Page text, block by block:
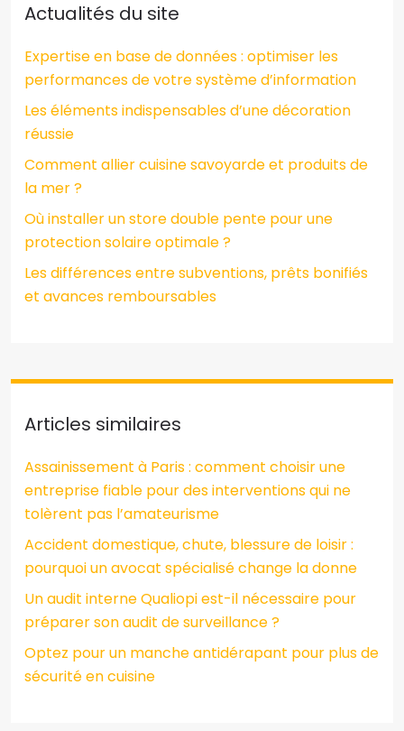
Actualités du site
Expertise en base de données : optimiser les
performances de votre système d’information
Les éléments indispensables d’une décoration
réussie
Comment allier cuisine savoyarde et produits de
la mer ?
Où installer un store double pente pour une
protection solaire optimale ?
Les différences entre subventions, prêts bonifiés
et avances remboursables
Articles similaires
Assainissement à Paris : comment choisir une
entreprise fiable pour des interventions qui ne
tolèrent pas l’amateurisme
Accident domestique, chute, blessure de loisir :
pourquoi un avocat spécialisé change la donne
Un audit interne Qualiopi est-il nécessaire pour
préparer son audit de surveillance ?
Optez pour un manche antidérapant pour plus de
sécurité en cuisine